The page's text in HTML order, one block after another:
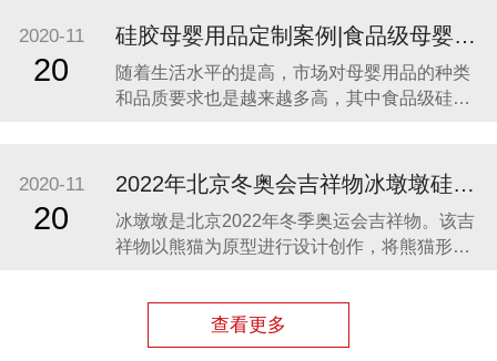
关联呢？ 2014年可口可乐找到我们的时候，我
们也是非常的惊讶，以为是在开玩笑。他们却
很认真的告诉我们，他们想开发一款创意有代
2020-11
20
硅胶母婴用品定制案例|食品级母婴硅胶制品
随着生活水平的提高，市场对母婴用品的种类
和品质要求也是越来越多高，其中食品级硅胶
品的的主要材料之一。众盛硅胶厂家在硅胶制
品行业深耕23年，生产的硅胶母婴用品全球使
用用户超百万。 今天我们就来分享几款热卖的
硅胶母婴
2020-11
20
2022年北京冬奥会吉祥物冰墩墩硅胶制品生产案例
冰墩墩是北京2022年冬季奥运会吉祥物。该吉
祥物以熊猫为原型进行设计创作，将熊猫形象
心，奥运组委会将吉祥物冰墩墩放到东莞生
产，而众盛硅胶也有幸参与了冰墩墩的生产制
查看更多